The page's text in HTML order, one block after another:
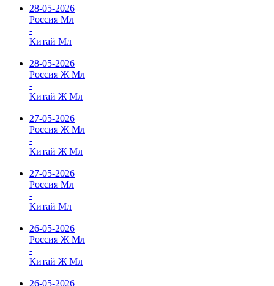
28-05-2026
Россия Мл
-
Китай Мл
28-05-2026
Россия Ж Мл
-
Китай Ж Мл
27-05-2026
Россия Ж Мл
-
Китай Ж Мл
27-05-2026
Россия Мл
-
Китай Мл
26-05-2026
Россия Ж Мл
-
Китай Ж Мл
26-05-2026